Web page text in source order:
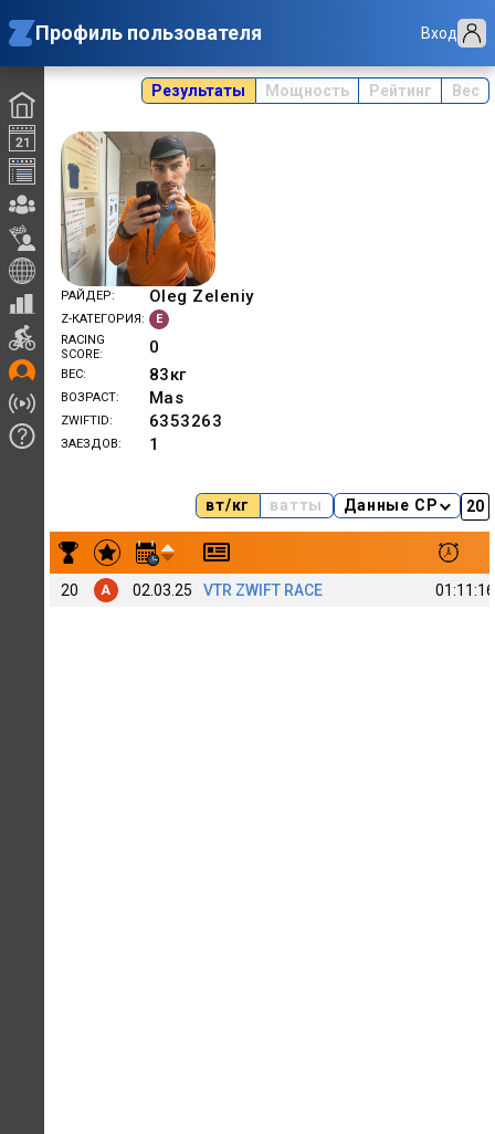
Профиль пользователя Вход
Результаты Мощность Рейтинг Вес
РАЙДЕР Oleg Zeleniy
Z-КАТЕГОРИЯ
E
RACING
SCORE
0
ВЕС 83кг
ВОЗРАСТ Mas
ZWIFTID 6353263
ЗАЕЗДОВ 1
вт/кг ватты Данные CP
Результаты заездов Oleg Zeleniy 15
20 A 02.03.25 VTR ZWIFT RACE 01:11:16